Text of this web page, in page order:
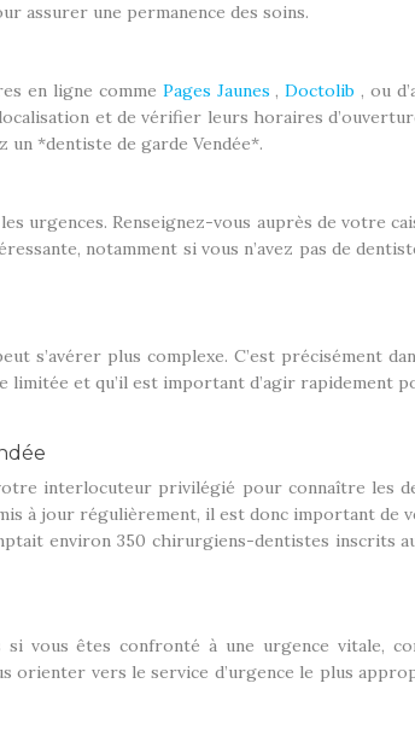
assurer une permanence des soins.
en ligne comme Pages Jaunes,Doctolib , ou
et de vérifier leurs horaires
un *dentiste de garde Vendée*.
Renseignez-vous auprès de votre
notamment si vous n’avez pas de
s’avérer plus complexe. C’est précisément
et qu’il est important d’agir rapidement
interlocuteur privilégié pour connaître les
à jour régulièrement, il est donc important de
environ 350 chirurgiens-dentistes inscrits
vous êtes confronté à une urgence vitale,
orienter vers le service d’urgence le plus